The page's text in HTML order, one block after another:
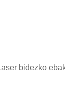
bidezko